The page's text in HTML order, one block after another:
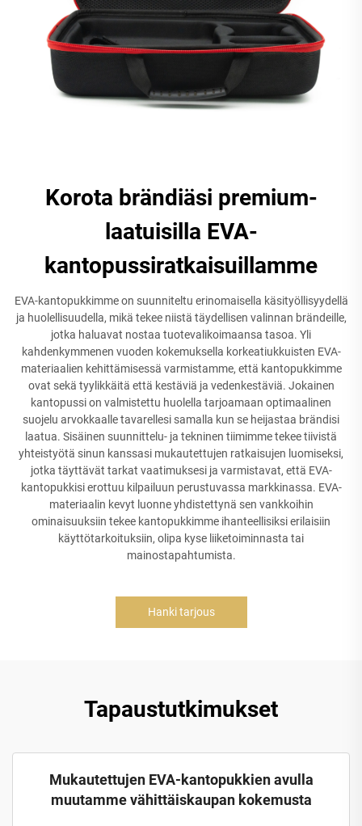
Korota brändiäsi premium-
laatuisilla EVA-
kantopussiratkaisuillamme
EVA-kantopukkimme on suunniteltu erinomaisella käsityöllisyydellä
ja huolellisuudella, mikä tekee niistä täydellisen valinnan brändeille,
jotka haluavat nostaa tuotevalikoimaansa tasoa. Yli
kahdenkymmenen vuoden kokemuksella korkeatiukkuisten EVA-
materiaalien kehittämisessä varmistamme, että kantopukkimme
ovat sekä tyylikkäitä että kestäviä ja vedenkestäviä. Jokainen
kantopussi on valmistettu huolella tarjoamaan optimaalinen
suojelu arvokkaalle tavarellesi samalla kun se heijastaa brändisi
laatua. Sisäinen suunnittelu- ja tekninen tiimimme tekee tiivistä
yhteistyötä sinun kanssasi mukautettujen ratkaisujen luomiseksi,
jotka täyttävät tarkat vaatimuksesi ja varmistavat, että EVA-
kantopukkisi erottuu kilpailuun perustuvassa markkinassa. EVA-
materiaalin kevyt luonne yhdistettynä sen vankkoihin
ominaisuuksiin tekee kantopukkimme ihanteellisiksi erilaisiin
käyttötarkoituksiin, olipa kyse liiketoiminnasta tai
mainostapahtumista.
Hanki tarjous
Tapaustutkimukset
Mukautettujen EVA-kantopukkien avulla
muutamme vähittäiskaupan kokemusta